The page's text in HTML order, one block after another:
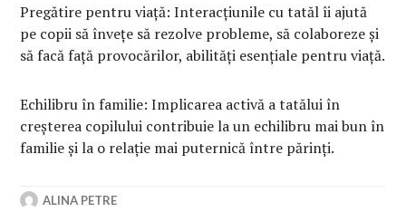
Pregătire pentru viață: Interacțiunile cu tatăl îi ajută
pe copii să învețe să rezolve probleme, să colaboreze și
să facă față provocărilor, abilități esențiale pentru viață.
Echilibru în familie: Implicarea activă a tatălui în
creșterea copilului contribuie la un echilibru mai bun în
familie și la o relație mai puternică între părinți.
ALINA PETRE